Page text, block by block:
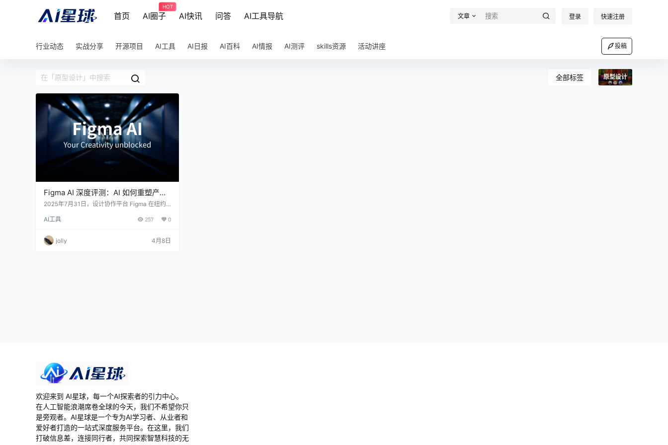
首页 AI圈子
HOT
AI快讯 问答 AI工具导航 文章 登录 快速注册
行业动态 实战分享 开源项目 AI工具 AI日报 AI百科 AI情报 AI测评 skills资源 活动讲座 投稿
全部标签 原型设计
Figma AI 深度评测：AI 如何重塑产品
设计的未来
2025年7月31日，设计协作平台 Figma 在纽约
值一度突破680亿美元，成为当年美股最大规模
没。 让我意外的是，Figma 的 AI 布局并非一蹴
而就。从2024年推出 First Draft 生成设计稿，
AI工具 257 0
jolly 4月8日
欢迎来到 AI星球，每一个AI探索者的引力中心。
在人工智能浪潮席卷全球的今天，我们不希望你只
是旁观者。AI星球是一个专为AI学习者、从业者和
爱好者打造的一站式深度服务平台。在这里，我们
打破信息差，连接同行者，共同探索智慧科技的无